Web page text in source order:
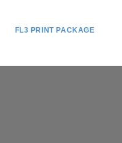
FL3 PRINT PACKAGE